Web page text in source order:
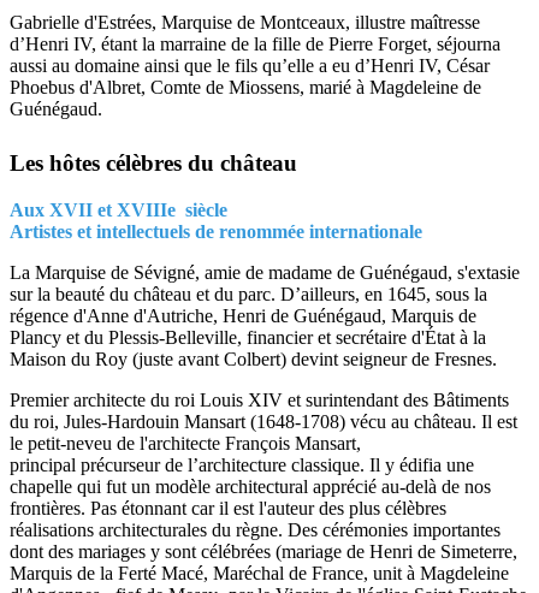
Gabrielle d'Estrées, Marquise de Montceaux, illustre maîtresse
d’Henri IV, étant la marraine de la fille de Pierre Forget, séjourna
aussi au domaine ainsi que le fils qu’elle a eu d’Henri IV, César
Phoebus d'Albret, Comte de Miossens, marié à Magdeleine de
Guénégaud.
Les hôtes célèbres du château
Aux XVII et XVIIIe siècle
Artistes et intellectuels de renommée internationale
La Marquise de Sévigné, amie de madame de Guénégaud, s'extasie
sur la beauté du château et du parc. D’ailleurs, en 1645, sous la
régence d'Anne d'Autriche, Henri de Guénégaud, Marquis de
Plancy et du Plessis-Belleville, financier et secrétaire d'État à la
Maison du Roy (juste avant Colbert) devint seigneur de Fresnes.
Premier architecte du roi Louis XIV et surintendant des Bâtiments
du roi, Jules-Hardouin Mansart (1648-1708) vécu au château. Il est
le petit-neveu de l'architecte François Mansart,
principal précurseur de l’architecture classique. Il y édifia une
chapelle qui fut un modèle architectural apprécié au-delà de nos
frontières. Pas étonnant car il est l'auteur des plus célèbres
réalisations architecturales du règne. Des cérémonies importantes
dont des mariages y sont célébrées (mariage de Henri de Simeterre,
Marquis de la Ferté Macé, Maréchal de France, unit à Magdeleine